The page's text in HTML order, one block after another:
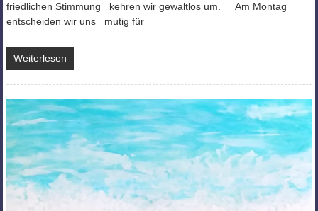
friedlichen Stimmung kehren wir gewaltlos um. Am Montag
entscheiden wir uns mutig für
Weiterlesen